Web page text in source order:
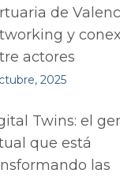
de
y
actores
2025
Twins: el
que está
las